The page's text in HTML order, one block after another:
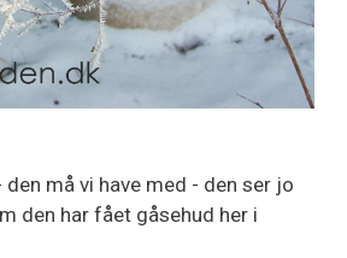
må vi have med - den ser jo
den har fået gåsehud her i